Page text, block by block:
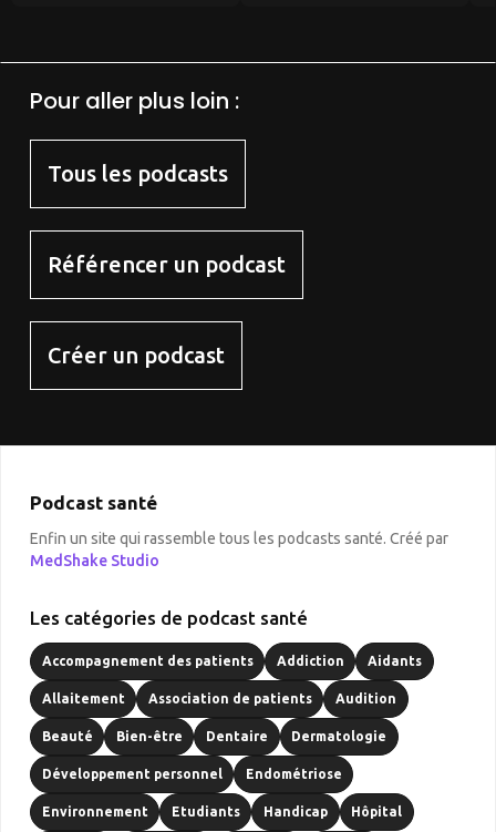
Pour aller plus loin :
Tous les podcasts
Référencer un podcast
Créer un podcast
Podcast santé
Enfin un site qui rassemble tous les podcasts santé. Créé par
MedShake Studio
Les catégories de podcast santé
Accompagnement des patients Addiction Aidants
Allaitement Association de patients Audition
Beauté Bien-être Dentaire Dermatologie
Développement personnel Endométriose
Environnement Etudiants Handicap Hôpital